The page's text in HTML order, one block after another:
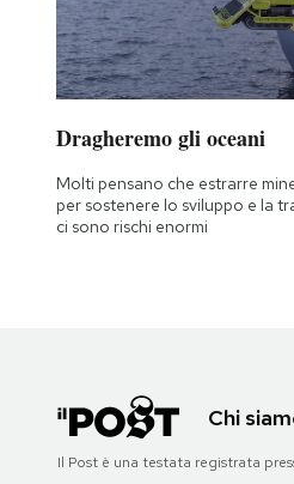
Dragheremo gli oceani
Molti pensano che estrarre
per sostenere lo sviluppo e la
ci sono rischi enormi
Chi
Il Post è una testata registrata